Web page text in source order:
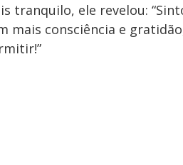
tranquilo, ele revelou:
mais consciência e